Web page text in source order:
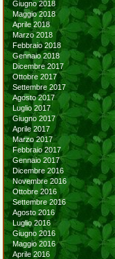
Giugno 2018
Maggio 2018
Aprile 2018
Marzo 2018
Febbraio 2018
Gennaio 2018
Dicembre 2017
Ottobre 2017
Settembre 2017
Agosto 2017
Luglio 2017
Giugno 2017
Aprile 2017
Marzo 2017
Febbraio 2017
Gennaio 2017
Dicembre 2016
Novembre 2016
Ottobre 2016
Settembre 2016
Agosto 2016
Luglio 2016
Giugno 2016
Maggio 2016
Aprile 2016